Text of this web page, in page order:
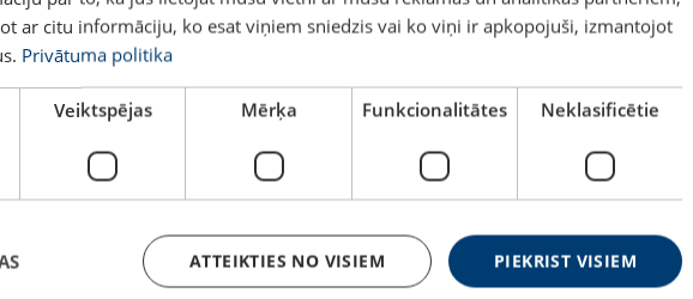
Skatīt Skatīt
ENGLISH TRANSLATION
ar citu informāciju, ko esat viņiem sniedzis vai ko viņi ir apkopojuši, izmantojot
Privātuma politika
Veiktspējas Mērķa Funkcionalitātes Neklasificētie
PIEKRIST VISIEM
ATTEIKTIES NO VISIEM